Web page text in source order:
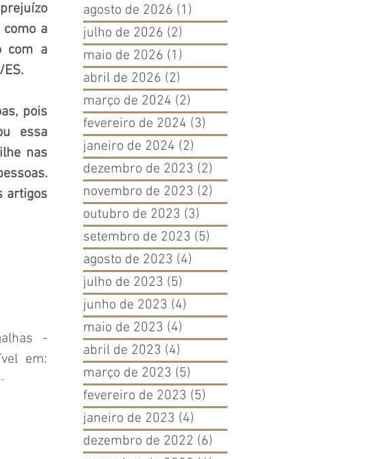
a
com a
pois
essa
nas
artigos
-
agosto de 2026 (1)
julho de 2026 (2)
maio de 2026 (1)
abril de 2026 (2)
março de 2024 (2)
fevereiro de 2024 (3)
janeiro de 2024 (2)
dezembro de 2023 (2)
novembro de 2023 (2)
outubro de 2023 (3)
setembro de 2023 (5)
agosto de 2023 (4)
julho de 2023 (5)
junho de 2023 (4)
maio de 2023 (4)
abril de 2023 (4)
março de 2023 (5)
fevereiro de 2023 (5)
janeiro de 2023 (4)
dezembro de 2022 (6)